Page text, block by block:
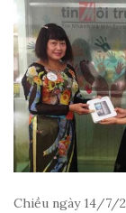
Chiều ngày 14/7/